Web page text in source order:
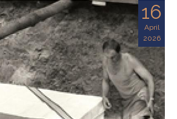
16
April
2026